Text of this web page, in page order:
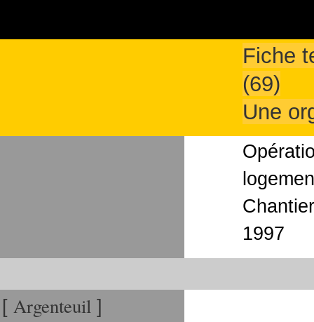
Fiche
(69)
Une
1997
[ Argenteuil ]